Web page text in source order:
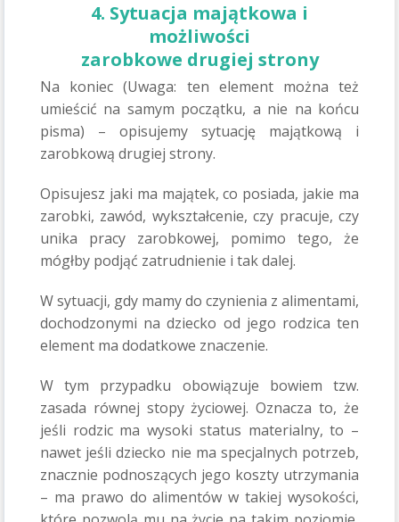
4. Sytuacja majątkowa i
możliwości
zarobkowe drugiej strony
Na koniec (Uwaga: ten element można też
umieścić na samym początku, a nie na końcu
pisma) – opisujemy sytuację majątkową i
zarobkową drugiej strony.
Opisujesz jaki ma majątek, co posiada, jakie ma
zarobki, zawód, wykształcenie, czy pracuje, czy
unika pracy zarobkowej, pomimo tego, że
mógłby podjąć zatrudnienie i tak dalej.
W sytuacji, gdy mamy do czynienia z alimentami,
dochodzonymi na dziecko od jego rodzica ten
element ma dodatkowe znaczenie.
W tym przypadku obowiązuje bowiem tzw.
zasada równej stopy życiowej. Oznacza to, że
jeśli rodzic ma wysoki status materialny, to –
nawet jeśli dziecko nie ma specjalnych potrzeb,
znacznie podnoszących jego koszty utrzymania
– ma prawo do alimentów w takiej wysokości,